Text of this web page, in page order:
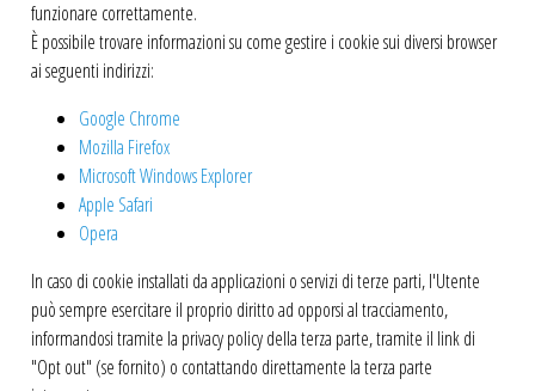
funzionare correttamente.
È possibile trovare informazioni su come gestire i cookie sui diversi browser
ai seguenti indirizzi:
Google Chrome
Mozilla Firefox
Microsoft Windows Explorer
Apple Safari
Opera
In caso di cookie installati da applicazioni o servizi di terze parti, l'Utente
può sempre esercitare il proprio diritto ad opporsi al tracciamento,
informandosi tramite la privacy policy della terza parte, tramite il link di
"Opt out" (se fornito) o contattando direttamente la terza parte